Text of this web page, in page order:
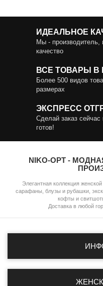
ИДЕАЛЬНОЕ
Мы - производитель,
качество
ВСЕ ТОВАРЫ В
Более 500 видов
размерах
ЭКСПРЕСС
Сделай заказ
готов!
NIKO-OPT -
Элегантная коллекция
сарафаны, блузы и рубашки,
кофты и
Доставка в любой